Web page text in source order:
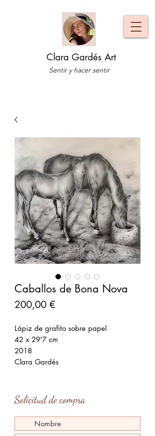
Clara Gardés Art
Sentir y hacer sentir
Caballos de Bona Nova
200,00 €Precio
Lápiz de grafito sobre papel
42 x 29'7 cm
2018
Clara Gardés
Solicitud de compra